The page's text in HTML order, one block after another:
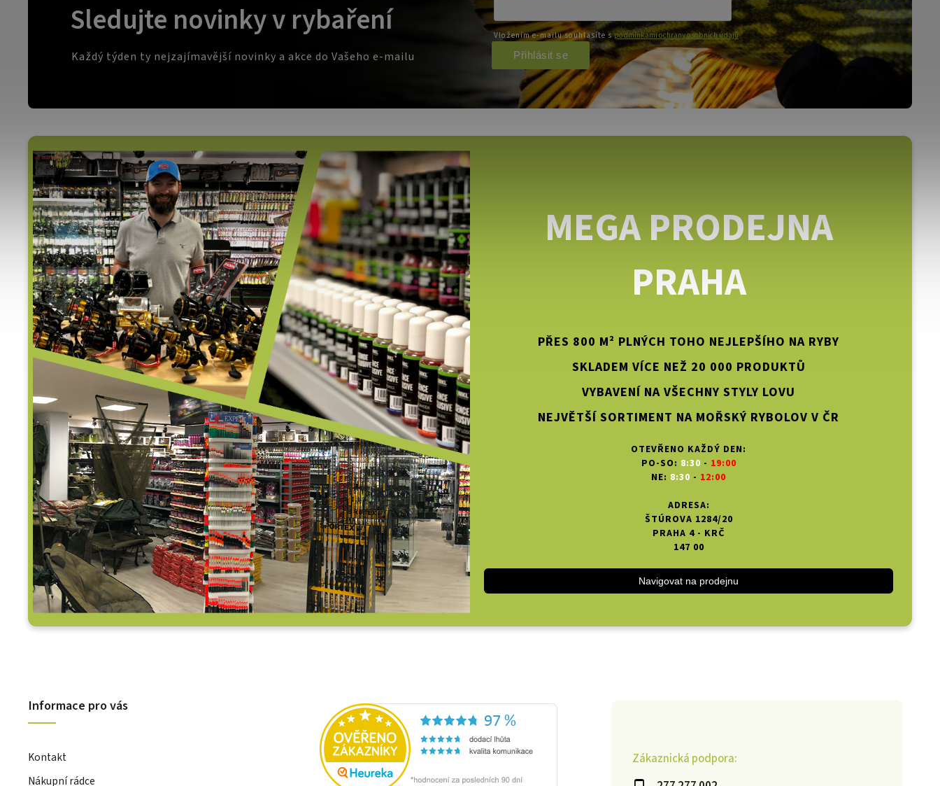
Zákaznická podpora:
MEGA PRODEJNA
PRAHA
PŘES 800 M² PLNÝCH TOHO NEJLEPŠÍHO NA RYBY
SKLADEM VÍCE NEŽ 20 000 PRODUKTŮ
VYBAVENÍ NA VŠECHNY STYLY LOVU
NEJVĚTŠÍ SORTIMENT NA MOŘSKÝ RYBOLOV V ČR
OTEVŘENO KAŽDÝ DEN:
PO-SO: 8:30 - 19:00
NE: 8:30 - 12:00
ADRESA:
ŠTÚROVA 1284/20
PRAHA 4 - KRČ
147 00
Navigovat na prodejnu
Sledujte novinky v rybaření
Každý týden ty nejzajímavější novinky a akce do Vašeho e-mailu
Vložením e-mailu souhlasíte spodmínkami ochrany osobních údajů
Přihlásit se
Informace pro vás
Kontakt
Nákupní rádce